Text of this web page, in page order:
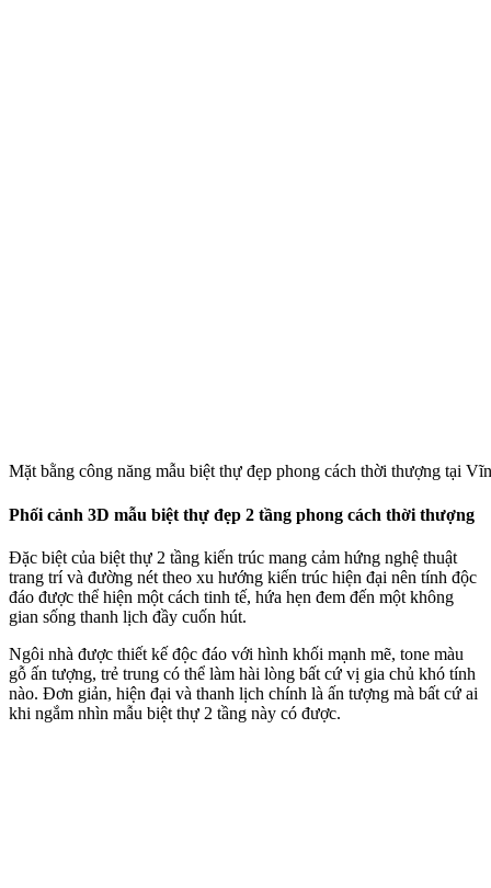
Mặt bằng công năng mẫu biệt thự đẹp phong cách thời thượng tại
Phối cảnh 3D mẫu biệt thự đẹp 2 tầng phong cách thời thượng
Đặc biệt của biệt thự 2 tầng kiến trúc mang cảm hứng nghệ thuật
trang trí và đường nét theo xu hướng kiến trúc hiện đại nên tính độc
đáo được thể hiện một cách tinh tế, hứa hẹn đem đến một không
gian sống thanh lịch đầy cuốn hút.
Ngôi nhà được thiết kế độc đáo với hình khối mạnh mẽ, tone màu
gỗ ấn tượng, trẻ trung có thể làm hài lòng bất cứ vị gia chủ khó tính
nào. Đơn giản, hiện đại và thanh lịch chính là ấn tượng mà bất cứ ai
khi ngắm nhìn mẫu biệt thự 2 tầng này có được.